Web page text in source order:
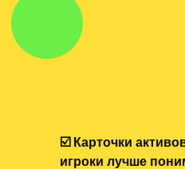
☑️ Карточки
игроки лучше